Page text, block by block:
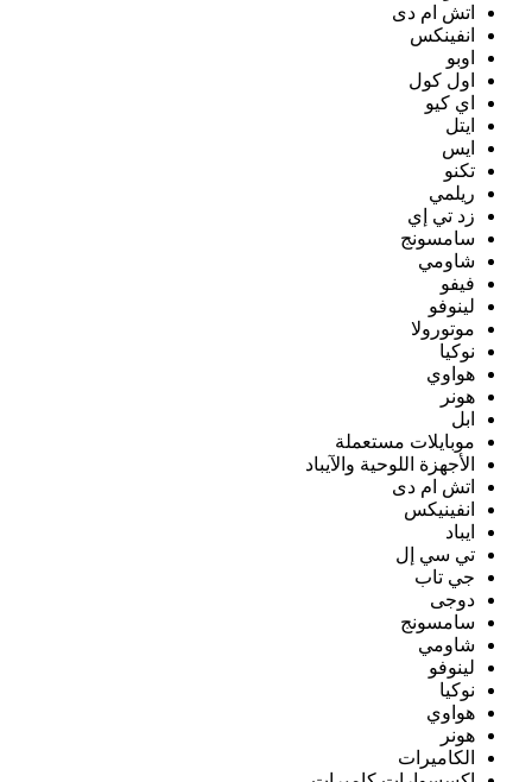
اتش ام دى
انفينكس
اوبو
اول كول
اي كيو
ايتل
ايس
تكنو
ريلمي
زد تي إي
سامسونج
شاومي
فيفو
لينوفو
موتورولا
نوكيا
هواوي
هونر
ابل
موبايلات مستعملة
الأجهزة اللوحية والآيباد
اتش ام دى
انفينيكس
ايباد
تي سي إل
جي تاب
دوجى
سامسونج
شاومي
لينوفو
نوكيا
هواوي
هونر
الكاميرات